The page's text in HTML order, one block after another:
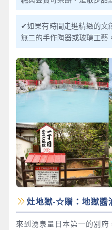
✔如果有時間走進精緻的文
無二的手作陶器或玻璃工藝
灶地獄-☆贈：地獄醬
來到湧泉量日本第一的別